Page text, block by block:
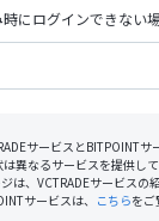
にログインできない
サービスとBITPOINTサ
異なるサービスを提供して
は、VCTRADEサービスの
サービスは、 こちらをご